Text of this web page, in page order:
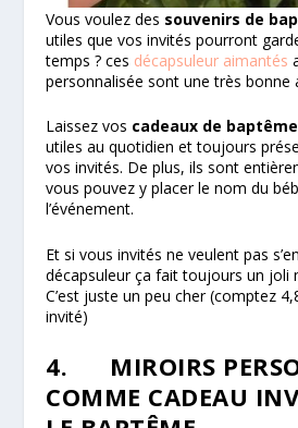
Vous voulez des souvenirs de
utiles que vos invités pourront
temps ? ces décapsuleur aimantés
personnalisée sont une très bonne
Laissez vos cadeaux de
utiles au quotidien et toujours
vos invités. De plus, ils sont
vous pouvez y placer le nom du
l’événement.
Et si vous invités ne veulent pas
décapsuleur ça fait toujours un joli
C’est juste un peu cher (comptez
invité)
4. MIROIRS
COMME CADEAU